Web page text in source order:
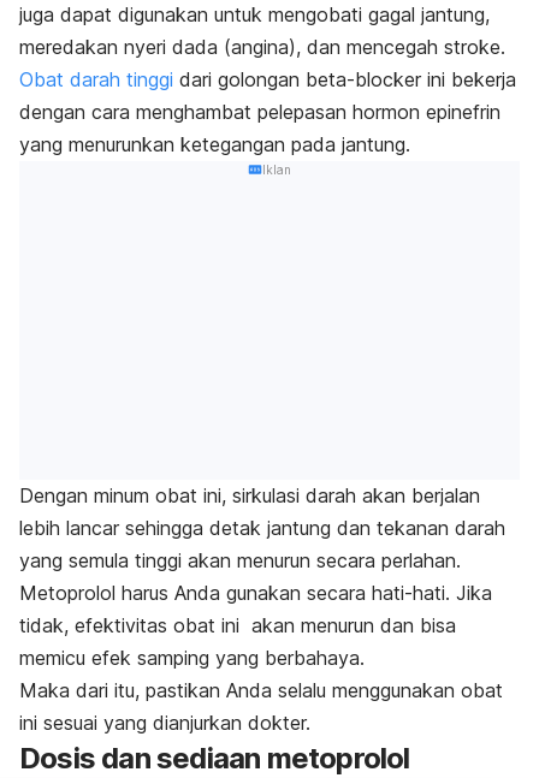
juga dapat digunakan untuk mengobati gagal jantung,
meredakan nyeri dada (angina), dan mencegah stroke.
Obat darah tinggi dari golongan beta-blocker ini bekerja
dengan cara menghambat pelepasan hormon epinefrin
yang menurunkan ketegangan pada jantung.
Iklan
Dengan minum obat ini, sirkulasi darah akan berjalan
lebih lancar sehingga detak jantung dan tekanan darah
yang semula tinggi akan menurun secara perlahan.
Metoprolol harus Anda gunakan secara hati-hati. Jika
tidak, efektivitas obat ini akan menurun dan bisa
memicu efek samping yang berbahaya.
Maka dari itu, pastikan Anda selalu menggunakan obat
ini sesuai yang dianjurkan dokter.
Dosis dan sediaan metoprolol